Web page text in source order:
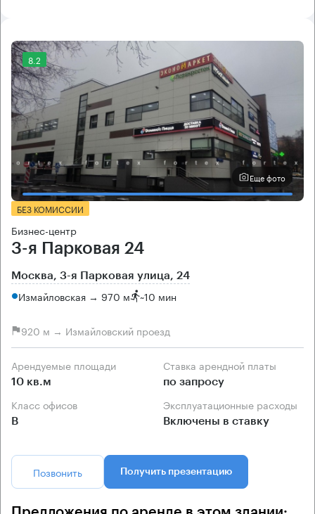
8.2
Еще фото
БЕЗ КОМИССИИ
Бизнес-центр
3-я Парковая 24
Москва, 3-я Парковая улица, 24
Измайловская → 970 м ~10 мин
920 м → Измайловский проезд
Арендуемые площади
10 кв.м
Ставка арендной платы
по запросу
Класс офисов
B
Эксплуатационные расходы
Включены в ставку
Позвонить Получить презентацию